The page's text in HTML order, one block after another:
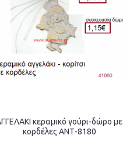
κεραμικό γούρι-δώρο με
κορδέλες ΑΝΤ-8180